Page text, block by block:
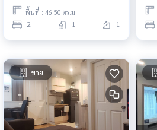
พื้นที่ : 46.50 ตร.ม.
2 1 1
ขาย